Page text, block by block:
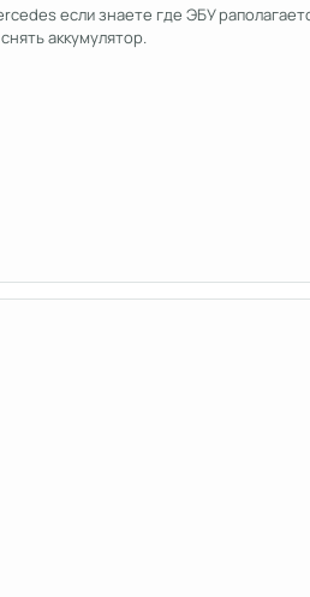
если знаете где ЭБУ
аккумулятор.